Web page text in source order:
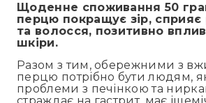
Щоденне споживання 50
перцю покращує зір, сприяє
та волосся, позитивно
шкіри.
Разом з тим, обережними з
перцю потрібно бути людям,
проблеми з печінкою та